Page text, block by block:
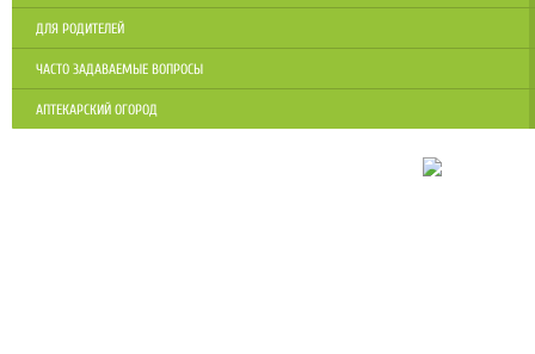
ДЛЯ РОДИТЕЛЕЙ
ЧАСТО ЗАДАВАЕМЫЕ ВОПРОСЫ
АПТЕКАРСКИЙ ОГОРОД